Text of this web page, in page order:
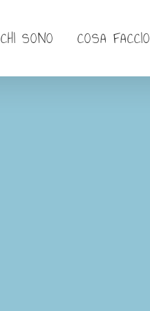
CHI SONO COSA FACCIO